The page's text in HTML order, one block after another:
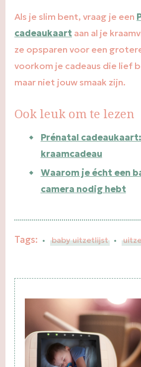
Als je slim bent, vraag je een
cadeaukaart aan al je
ze opsparen voor een
voorkom je cadeaus die lief
maar niet jouw smaak zijn.
Ook leuk om te lezen
Prénatal
kraamcadeau
Waarom je écht een
camera nodig hebt
Tags: baby uitzetlijst
Post
Navigation